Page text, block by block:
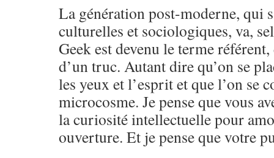
La génération post-moderne, qui
culturelles et sociologiques, va,
Geek est devenu le terme
d’un truc. Autant dire qu’on se
les yeux et l’esprit et que l’on se
microcosme. Je pense que vous
la curiosité intellectuelle pour
ouverture. Et je pense que votre